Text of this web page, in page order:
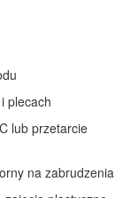
plecach
lub przetarcie
na zabrudzenia